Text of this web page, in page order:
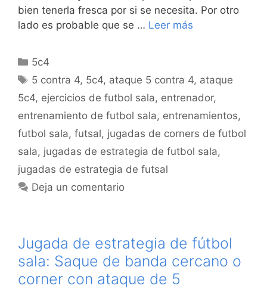
bien tenerla fresca por si se necesita. Por otro
lado es probable que se … Leer más
Categorías
5c4
Etiquetas
5 contra 4, 5c4, ataque 5 contra 4, ataque
5c4, ejercicios de futbol sala, entrenador,
entrenamiento de futbol sala, entrenamientos,
futbol sala, futsal, jugadas de corners de futbol
sala, jugadas de estrategia de futbol sala,
jugadas de estrategia de futsal
Deja un comentario
Jugada de estrategia de fútbol
sala: Saque de banda cercano o
corner con ataque de 5